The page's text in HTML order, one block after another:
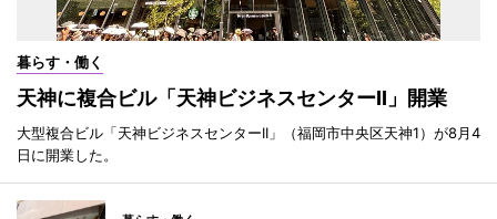
暮らす・働く
天神に複合ビル「天神ビジネスセンターII」開業
大型複合ビル「天神ビジネスセンターII」（福岡市中央区天神1）が8月4
日に開業した。